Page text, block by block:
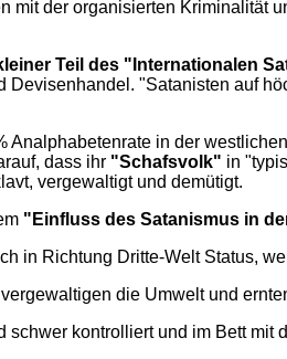
mit der organisierten Kriminalität
Teil des "Internationalen
Devisenhandel. "Satanisten auf
Analphabetenrate in der
dass ihr "Schafsvolk" in
vergewaltigt und demütigt.
"Einfluss des Satanismus in
in Richtung Dritte-Welt Status,
die Umwelt und
schwer kontrolliert und im Bett mit